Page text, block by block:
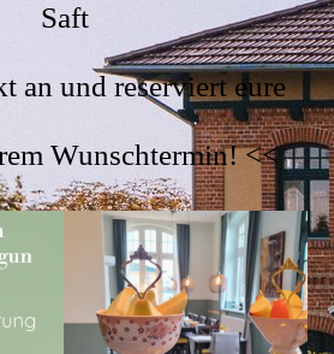
Saft
an und reserviert eure
Wunschtermin! <<